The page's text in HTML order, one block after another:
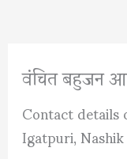
वंचित बहुजन
Contact details
Igatpuri, Nashik